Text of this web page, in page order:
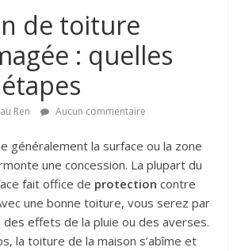
de toiture
: quelles
Ren Aucun commentaire
généralement la surface ou la zone
une concession. La plupart du
fait office de protection contre
une bonne toiture, vous serez par
effets de la pluie ou des averses.
la toiture de la maison s’abîme et